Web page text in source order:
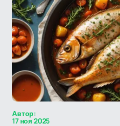
Автор:
17 ноя 2025